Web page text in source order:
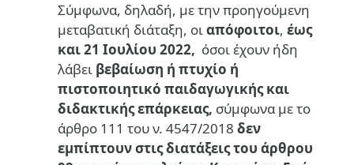
Σύμφωνα, δηλαδή, με την προηγούμενη
μεταβατική διάταξη, οιαπόφοιτοι, έως
και 21 Ιουλίου 2022, όσοι έχουν ήδη
λάβει βεβαίωση ή πτυχίο ή
πιστοποιητικό παιδαγωγικής και
διδακτικής επάρκειας, σύμφωνα με το
άρθρο 111 του ν. 4547/2018 δεν
εμπίπτουν στις διατάξεις του άρθρου